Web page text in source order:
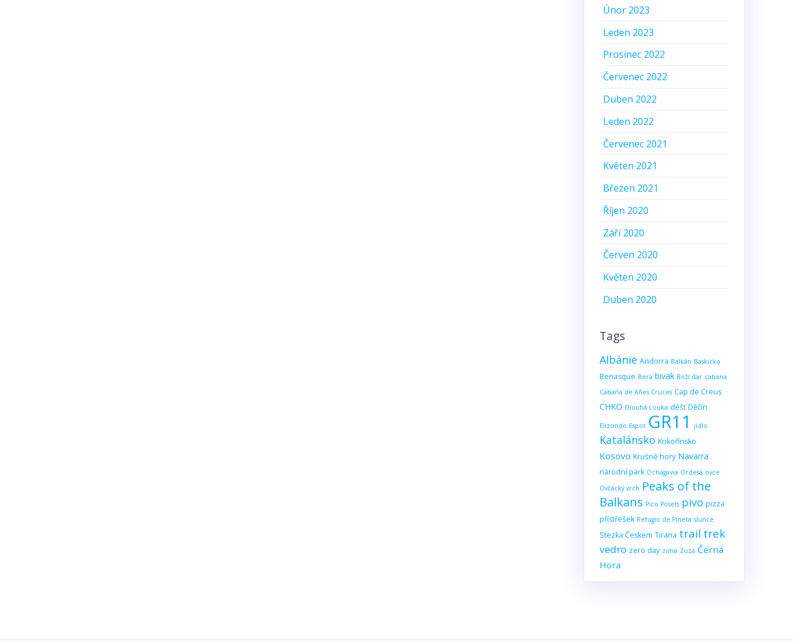
Únor 2023
Leden 2023
Prosinec 2022
Červenec 2022
Duben 2022
Leden 2022
Červenec 2021
Květen 2021
Březen 2021
Říjen 2020
Září 2020
Červen 2020
Květen 2020
Duben 2020
Tags
Albánie Andorra Balkán Baskicko
Benasque Bera bivak Boží dar cabana
Cabaña de Añes Cruces Cap de Creus
CHKO Dlouhá Louka déšť Děčín
Elizondo Espot GR11 jídlo
Katalánsko Kokořínsko
Kosovo Krušné hory Navarra
národní park Ochagavia Ordesa ovce
Ovčácký vrch Peaks of the
Balkans Pico Posets pivo pizza
přístřešek Refugio de Pineta slunce
Stezka Českem Tirana trail trek
vedro zero day zima Zuza Černá
Hora